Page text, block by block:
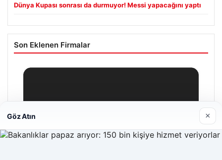
Dünya Kupası sonrası da durmuyor! Messi yapacağını yaptı
Son Eklenen Firmalar
Göz Atın ×